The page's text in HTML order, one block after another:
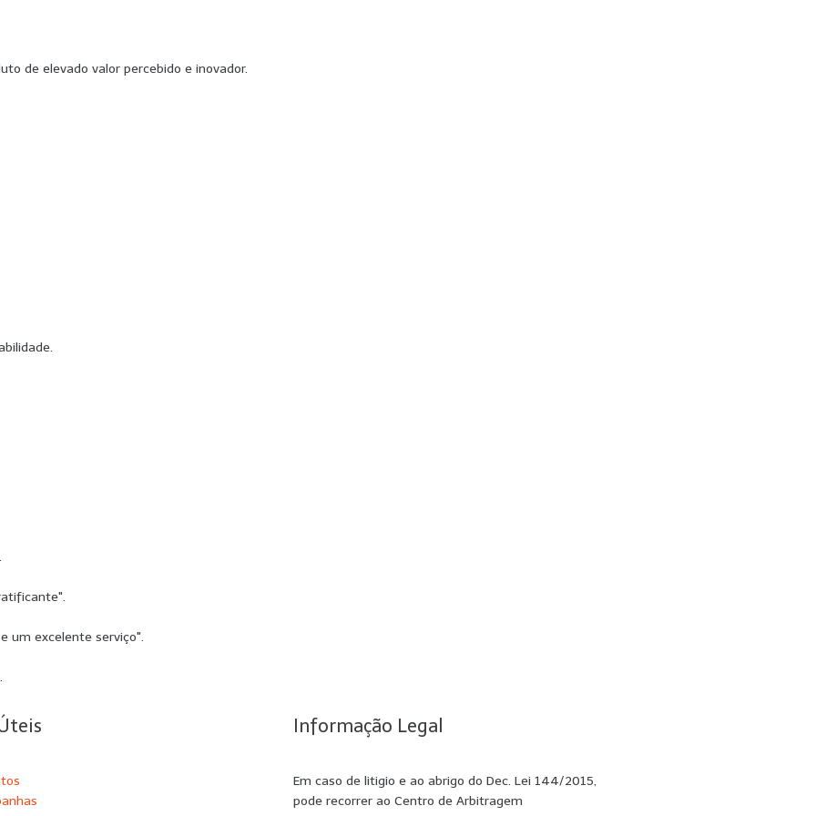
de elevado valor percebido e inovador.
um excelente serviço".
Informação Legal
Em caso de litigio e ao abrigo do Dec. Lei 144/2015,
pode recorrer ao Centro de Arbitragem